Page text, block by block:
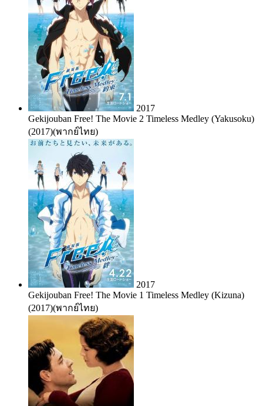
2017
Gekijouban Free! The Movie 2 Timeless Medley (Yakusoku)
(2017)(พากย์ไทย)
2017
Gekijouban Free! The Movie 1 Timeless Medley (Kizuna)
(2017)(พากย์ไทย)